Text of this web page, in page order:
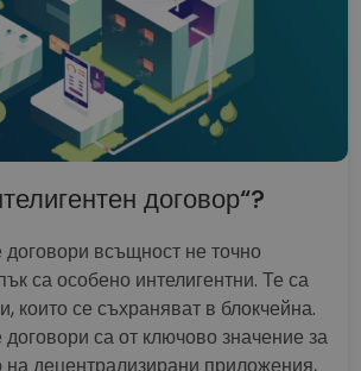
договор“?
договори всъщност не точно
са особено интелигентни. Те са
които се съхраняват в блокчейна.
договори са от ключово значение за